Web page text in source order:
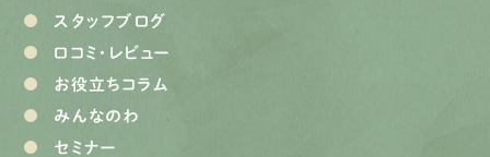
スタッフブログ
口コミ・レビュー
お役立ちコラム
みんなのわ
セミナー